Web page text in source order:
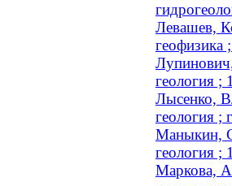
Левашев,
геофизика
геология
Лысенко,
геология
Маныкин,
геология
Маркова,